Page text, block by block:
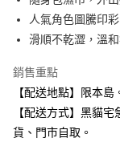
國泰世華商業銀行
臺灣中小企業銀行
聯邦商業銀行
元大商業銀行
台新國際商業銀行
台灣樂天信用卡公司
Apple Pay
悠遊付
Google Pay
人氣角色圖騰印
滑順不乾澀，溫
銷售重點
【配送地點】限本島
【配送方式】黑貓
貨、門市自取。